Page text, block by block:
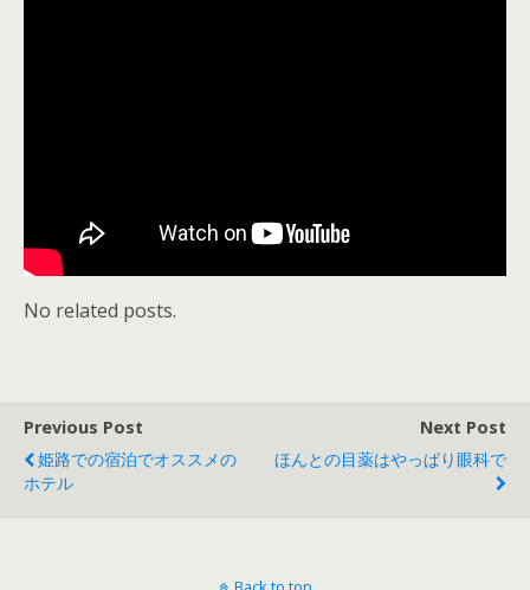
No related posts.
Previous Post
姫路での宿泊でオススメの
ホテル
Next Post
ほんとの目薬はやっぱり眼科で